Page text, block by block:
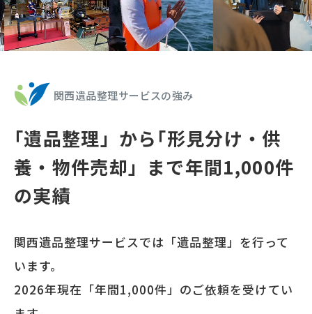
関西遺品整理サービスの強み
｢遺品整理」から ｢形見分け・供
養・物件売却」まで年間1,000件
の実績
関西遺品整理サービスでは「遺品整理」を行って
います。
2026年現在「年間1,000件」のご依頼を受けてい